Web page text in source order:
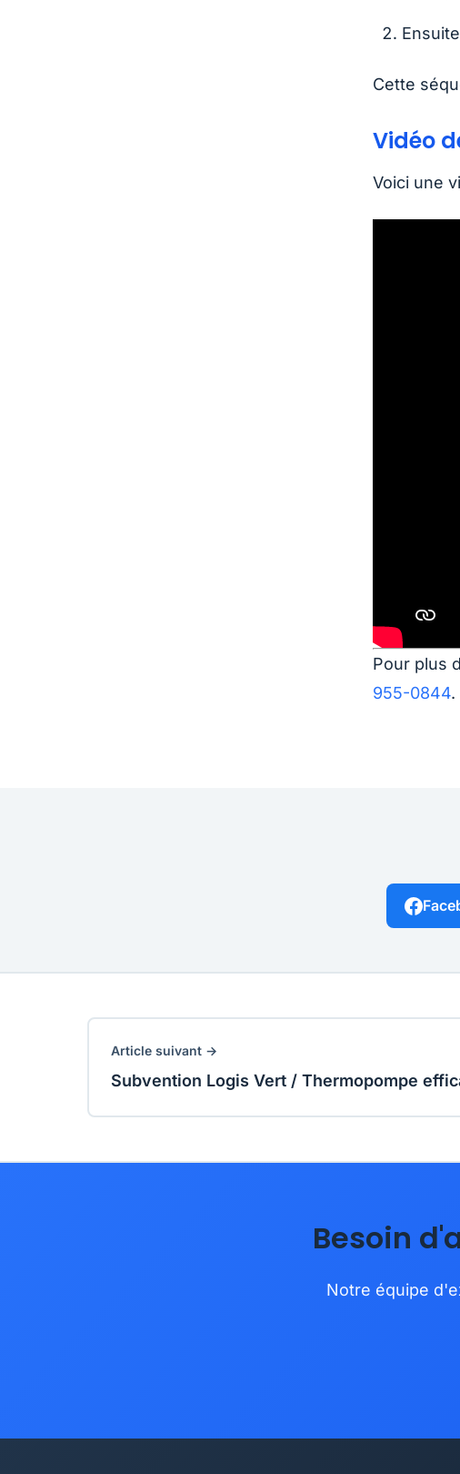
Cette
Vidéo
Voici une
Pour plus
955-0844.
Article suivant →
Subvention Logis Vert / Thermopompe
Besoin
Notre équipe